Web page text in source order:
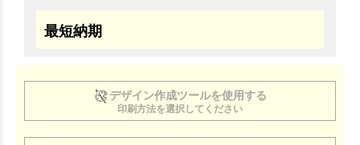
最短納期
デザイン作成ツールを使用する
印刷方法を選択してください